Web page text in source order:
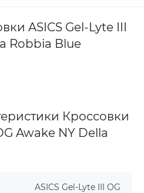
ASICS Gel-Lyte III
Robbia Blue
Кроссовки
Awake NY Della
ASICS Gel-Lyte III OG